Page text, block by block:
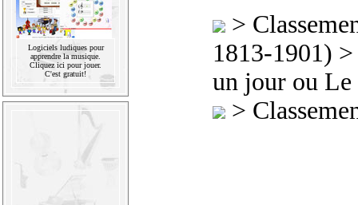
Logiciels ludiques pour
apprendre la musique.
Cliquez ici pour jouer.
C'est gratuit!
>
1813-1901)
un jour ou
>